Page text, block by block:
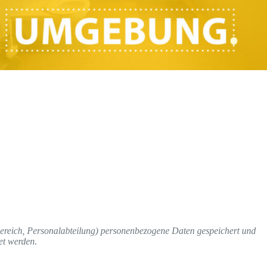
Personalabteilung) personenbezogene Daten gespeichert und
werden.